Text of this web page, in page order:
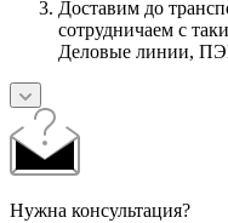
Доставим до
сотрудничаем с
Деловые линии,
Нужна консультация?